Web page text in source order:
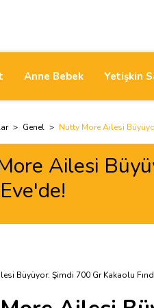
Anne Bebek Yetişkin
Genel Nutty More Ailesi
Ailesi